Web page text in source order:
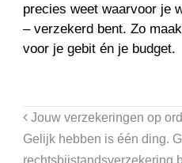
precies weet waarvoor je
– verzekerd bent. Zo
voor je gebit én je budget.
Jouw verzekeringen op
Gelijk hebben is één ding.
rechtsbijstandsverzekering